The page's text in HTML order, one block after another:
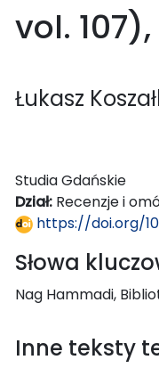
vol.
Łukasz
Studia Gdańskie
Dział: Recenzje i
https://doi.org/
Słowa
Nag Hammadi,
Inne teksty